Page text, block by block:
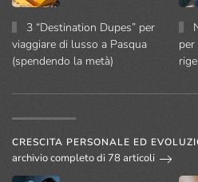
3 “Destination Dupes” per
viaggiare di lusso a Pasqua
(spendendo la metà)
CRESCITA PERSONALE ED
archivio completo di 78 articoli